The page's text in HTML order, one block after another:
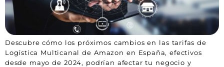
Descubre cómo los próximos cambios en las tarifas de
Logística Multicanal de Amazon en España, efectivos
desde mayo de 2024, podrían afectar tu negocio y